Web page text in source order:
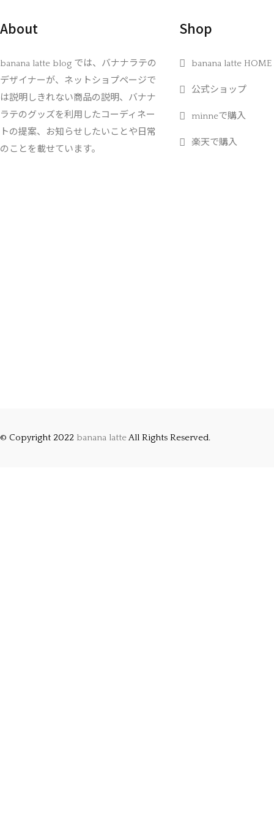
About
banana latte blog では、バナナラテの
デザイナーが、ネットショプページで
は説明しきれない商品の説明、バナナ
ラテのグッズを利用したコーディネー
トの提案、お知らせしたいことや日常
のことを載せています。
Shop
banana latte HOME
公式ショップ
minneで購入
楽天で購入
© Copyright 2022 banana latteAll Rights Reserved.